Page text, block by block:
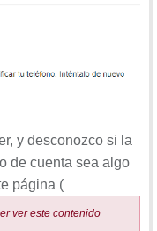
y desconozco si la
de cuenta sea algo
página (
ver este contenido